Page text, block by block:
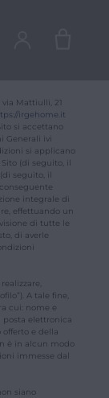
via Mattiulli, 21
irgehome.it
si accettano
Generali ivi
si applicano
(di seguito, il
seguito, il
integrale di
effettuando un
di tutte le
di averle
A tale fine,
cui: nome e
posta elettronica
e della
è in alcun modo
immesse dal
siano